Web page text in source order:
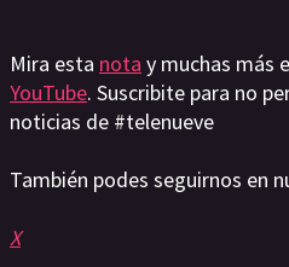
Mira esta nota y muchas más
YouTube. Suscribite para no
noticias de #telenueve
También podes seguirnos en
X